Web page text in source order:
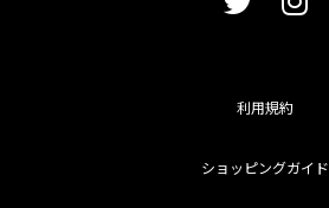
利用規約
ショッピングガイド